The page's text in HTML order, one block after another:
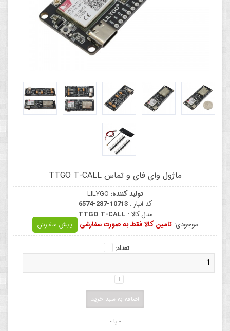
ماژول وای فای و تماس TTGO T-CALL
تولید کننده: LILYGO
کد انبار :6574-287-10713
مدل کالا : TTGO T-CALL
موجودی: تامین کالا فقط به صورت سفارشی پیش سفارش
تعداد:
- یا -